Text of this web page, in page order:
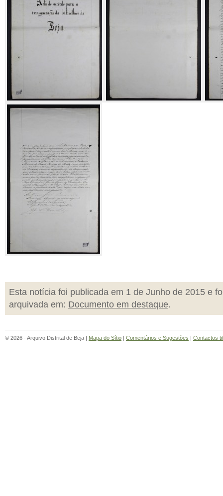
Esta notícia foi publicada em 1 de Junho de 2015 e
arquivada em: Documento em destaque.
© 2026 - Arquivo Distrital de Beja | Mapa do Sítio | Comentários e Sugestões | Contactos